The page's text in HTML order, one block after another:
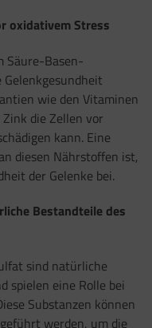
oxidativem Stress
Säure-Basen-
wie den Vitaminen
die Zellen vor
kann. Eine
diesen Nährstoffen ist,
der Gelenke bei.
Bestandteile des
sind natürliche
spielen eine Rolle bei
Substanzen können
werden, um die